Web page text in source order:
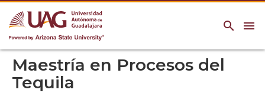
menu
search
Maestría en Procesos del
Tequila